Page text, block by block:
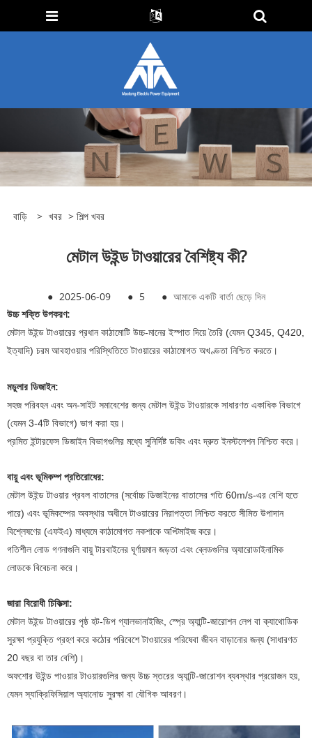
বাড়ি > খবর > শিল্প খবর
মেটাল উইন্ড টাওয়ারের বৈশিষ্ট্য কী?
● 2025-06-09 ● 5 ● আমাকে একটি বার্তা ছেড়ে দিন
উচ্চ শক্তি উপকরণ:
মেটাল উইন্ড টাওয়ারের প্রধান কাঠামোটি উচ্চ-মানের ইস্পাত দিয়ে তৈরি (যেমন Q345, Q420,
ইত্যাদি) চরম আবহাওয়ার পরিস্থিতিতে টাওয়ারের কাঠামোগত অখণ্ডতা নিশ্চিত করতে।
মডুলার ডিজাইন:
সহজ পরিবহন এবং অন-সাইট সমাবেশের জন্য মেটাল উইন্ড টাওয়ারকে সাধারণত একাধিক বিভাগে
(যেমন 3-4টি বিভাগে) ভাগ করা হয়।
প্রমিত ইন্টারফেস ডিজাইন বিভাগগুলির মধ্যে সুনির্দিষ্ট ডকিং এবং দ্রুত ইনস্টলেশন নিশ্চিত করে।
বায়ু এবং ভূমিকম্প প্রতিরোধের:
মেটাল উইন্ড টাওয়ার প্রবল বাতাসের (সর্বোচ্চ ডিজাইনের বাতাসের গতি 60m/s-এর বেশি হতে
পারে) এবং ভূমিকম্পের অবস্থার অধীনে টাওয়ারের নিরাপত্তা নিশ্চিত করতে সীমিত উপাদান
বিশ্লেষণের (এফইএ) মাধ্যমে কাঠামোগত নকশাকে অপ্টিমাইজ করে।
গতিশীল লোড গণনাগুলি বায়ু টারবাইনের ঘূর্ণায়মান জড়তা এবং ব্লেডগুলির অ্যারোডাইনামিক
লোডকে বিবেচনা করে।
জারা বিরোধী চিকিত্সা:
মেটাল উইন্ড টাওয়ারের পৃষ্ঠ হট-ডিপ গ্যালভানাইজিং, স্প্রে অ্যান্টি-জারোশন লেপ বা ক্যাথোডিক
সুরক্ষা প্রযুক্তি গ্রহণ করে কঠোর পরিবেশে টাওয়ারের পরিষেবা জীবন বাড়ানোর জন্য (সাধারণত
20 বছর বা তার বেশি)।
অফশোর উইন্ড পাওয়ার টাওয়ারগুলির জন্য উচ্চ স্তরের অ্যান্টি-জারোশন ব্যবস্থার প্রয়োজন হয়,
যেমন স্যাক্রিফিসিয়াল অ্যানোড সুরক্ষা বা যৌগিক আবরণ।